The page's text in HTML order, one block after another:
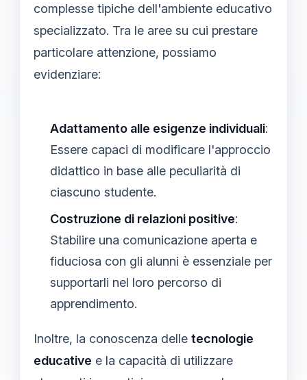
complesse tipiche dell'ambiente educativo
specializzato. Tra le aree su cui prestare
particolare attenzione, possiamo
evidenziare:
Adattamento alle esigenze individuali:
Essere capaci di modificare l'approccio
didattico in base alle peculiarità di
ciascuno studente.
Costruzione di relazioni positive:
Stabilire una comunicazione aperta e
fiduciosa con gli alunni è essenziale per
supportarli nel loro percorso di
apprendimento.
Inoltre, la conoscenza delle tecnologie
educative e la capacità di utilizzare